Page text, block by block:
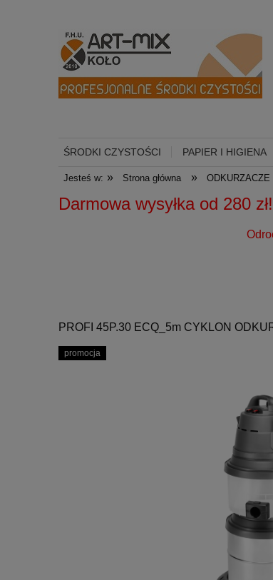
ŚRODKI CZYSTOŚCI PAPIER I HIGIENA
Jesteś w: » Strona główna »
Darmowa
Odroczony termin
PROFI 45P.30 ECQ_5m CYKLON
promocja